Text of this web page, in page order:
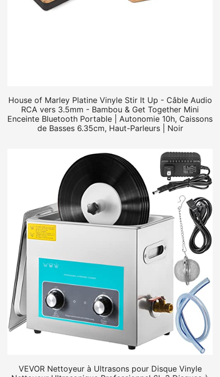
House of Marley Platine Vinyle Stir It Up - Câble Audio
RCA vers 3.5mm - Bambou & Get Together Mini
Enceinte Bluetooth Portable | Autonomie 10h, Caissons
de Basses 6.35cm, Haut-Parleurs | Noir
VEVOR Nettoyeur à Ultrasons pour Disque Vinyle